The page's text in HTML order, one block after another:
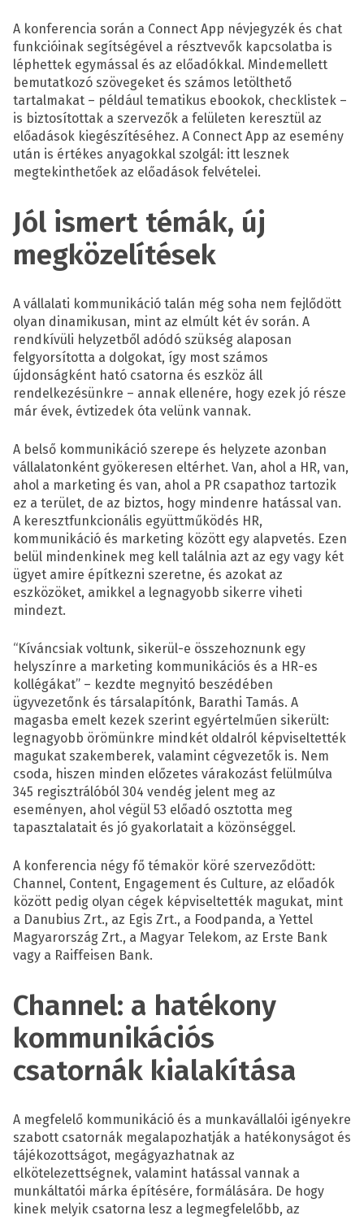
A konferencia során a Connect App névjegyzék és chat
funkcióinak segítségével a résztvevők kapcsolatba is
léphettek egymással és az előadókkal. Mindemellett
bemutatkozó szövegeket és számos letölthető
tartalmakat – például tematikus ebookok, checklistek –
is biztosítottak a szervezők a felületen keresztül az
előadások kiegészítéséhez. A Connect App az esemény
után is értékes anyagokkal szolgál: itt lesznek
megtekinthetőek az előadások felvételei.
Jól ismert témák, új
megközelítések
A vállalati kommunikáció talán még soha nem fejlődött
olyan dinamikusan, mint az elmúlt két év során. A
rendkívüli helyzetből adódó szükség alaposan
felgyorsította a dolgokat, így most számos
újdonságként ható csatorna és eszköz áll
rendelkezésünkre – annak ellenére, hogy ezek jó része
már évek, évtizedek óta velünk vannak.
A belső kommunikáció szerepe és helyzete azonban
vállalatonként gyökeresen eltérhet. Van, ahol a HR, van,
ahol a marketing és van, ahol a PR csapathoz tartozik
ez a terület, de az biztos, hogy mindenre hatással van.
A keresztfunkcionális együttműködés HR,
kommunikáció és marketing között egy alapvetés. Ezen
belül mindenkinek meg kell találnia azt az egy vagy két
ügyet amire építkezni szeretne, és azokat az
eszközöket, amikkel a legnagyobb sikerre viheti
mindezt.
“Kíváncsiak voltunk, sikerül-e összehoznunk egy
helyszínre a marketing kommunikációs és a HR-es
kollégákat” – kezdte megnyitó beszédében
ügyvezetőnk és társalapítónk, Barathi Tamás. A
magasba emelt kezek szerint egyértelműen sikerült:
legnagyobb örömünkre mindkét oldalról képviseltették
magukat szakemberek, valamint cégvezetők is. Nem
csoda, hiszen minden előzetes várakozást felülmúlva
345 regisztrálóból 304 vendég jelent meg az
eseményen, ahol végül 53 előadó osztotta meg
tapasztalatait és jó gyakorlatait a közönséggel.
A konferencia négy fő témakör köré szerveződött:
Channel, Content, Engagement és Culture, az előadók
között pedig olyan cégek képviseltették magukat, mint
a Danubius Zrt., az Egis Zrt., a Foodpanda, a Yettel
Magyarország Zrt., a Magyar Telekom, az Erste Bank
vagy a Raiffeisen Bank.
Channel: a hatékony
kommunikációs
csatornák kialakítása
A megfelelő kommunikáció és a munkavállalói igényekre
szabott csatornák megalapozhatják a hatékonyságot és
tájékozottságot, megágyazhatnak az
elkötelezettségnek, valamint hatással vannak a
munkáltatói márka építésére, formálására. De hogy
kinek melyik csatorna lesz a legmegfelelőbb, az